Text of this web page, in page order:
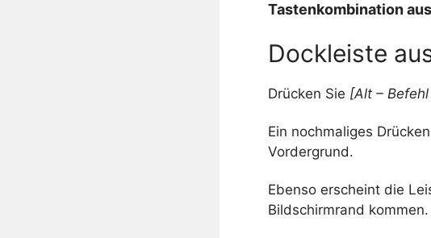
Tastenkombination
Dockleiste
Drücken Sie [Alt –
Ein nochmaliges
Vordergrund.
Ebenso erscheint die
Bildschirmrand kommen.